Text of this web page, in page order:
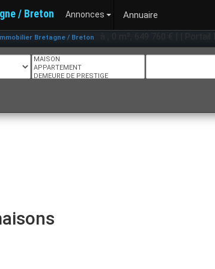
Bretagne / Breton: à , 0 m², 649 760 € | | Portail
/ Breton Annonces Annuaire